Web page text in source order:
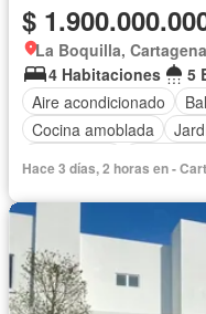
$
La Boquilla,
4 Habitaciones
5
Aire acondicionado
Cocina amoblada
Hace 3 días, 2 horas en -